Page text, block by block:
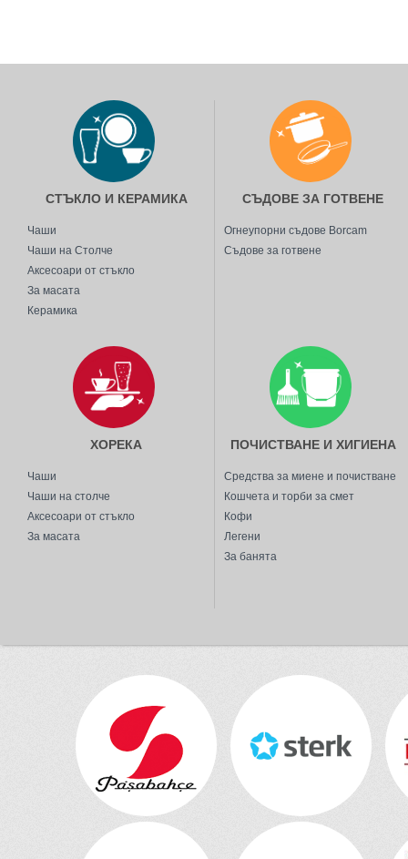
СТЪКЛО И КЕРАМИКА
Чаши
Чаши на Столче
Аксесоари от стъкло
За масата
Керамика
СЪДОВЕ ЗА ГОТВЕНЕ
Огнеупорни съдове Borcam
Съдове за готвене
ХОРЕКА
Чаши
Чаши на столче
Аксесоари от стъкло
За масата
ПОЧИСТВАНЕ И ХИГИЕНА
Средства за миене и почистване
Кошчета и торби за смет
Кофи
Легени
За банята